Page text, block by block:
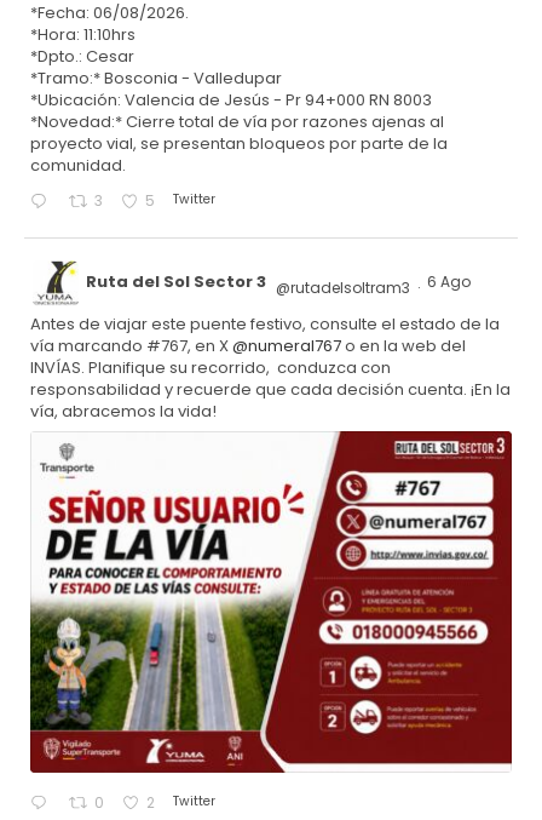
*Fecha: 06/08/2026.
*Hora: 11:10hrs
*Dpto.: Cesar
*Tramo:* Bosconia - Valledupar
*Ubicación: Valencia de Jesús - Pr 94+000 RN 8003
*Novedad:* Cierre total de vía por razones ajenas al
proyecto vial, se presentan bloqueos por parte de la
comunidad.
3 5 Twitter
Ruta del Sol Sector 3 @rutadelsoltram3 · 6 Ago
Antes de viajar este puente festivo, consulte el estado de la
vía marcando #767, en X@numeral767o en la web del
INVÍAS. Planifique su recorrido, conduzca con
responsabilidad y recuerde que cada decisión cuenta. ¡En la
vía, abracemos la vida!
0 2 Twitter